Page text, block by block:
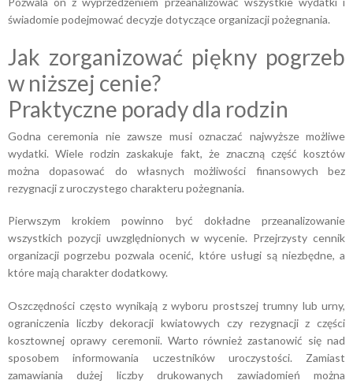
świadomie podejmować decyzje dotyczące organizacji pożegnania.
Jak zorganizować piękny pogrzeb
w niższej cenie?
Praktyczne porady dla rodzin
Godna ceremonia nie zawsze musi oznaczać najwyższe możliwe
wydatki. Wiele rodzin zaskakuje fakt, że znaczną część kosztów
można dopasować do własnych możliwości finansowych bez
rezygnacji z uroczystego charakteru pożegnania.
Pierwszym krokiem powinno być dokładne przeanalizowanie
wszystkich pozycji uwzględnionych w wycenie. Przejrzysty cennik
organizacji pogrzebu pozwala ocenić, które usługi są niezbędne, a
które mają charakter dodatkowy.
Oszczędności często wynikają z wyboru prostszej trumny lub urny,
ograniczenia liczby dekoracji kwiatowych czy rezygnacji z części
kosztownej oprawy ceremonii. Warto również zastanowić się nad
sposobem informowania uczestników uroczystości. Zamiast
zamawiania dużej liczby drukowanych zawiadomień można